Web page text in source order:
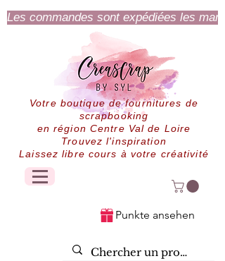
Les commandes sont expédiées les
Votre boutique de fournitures de
scrapbooking
en région Centre Val de Loire
Trouvez l'inspiration
Laissez libre cours à votre créativité
Punkte ansehen